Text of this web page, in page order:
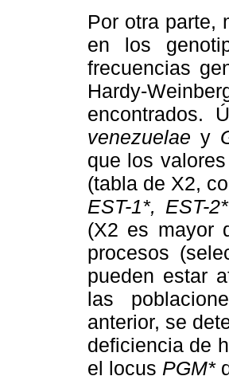
Por otra parte,
en los
frecuencias
Hardy-
encontrados.
venezuelae y
que los
(tabla de X2,
EST-1*, EST-2*
(X2 es mayor
procesos
pueden estar
las
anterior, se
deficiencia de
el locus PGM*